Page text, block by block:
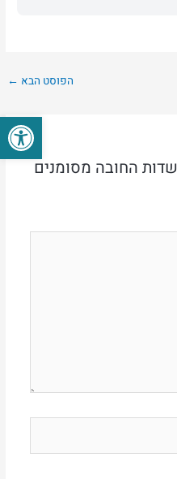
פתח
הפוסט הבא ←
שדות החובה מסומנים